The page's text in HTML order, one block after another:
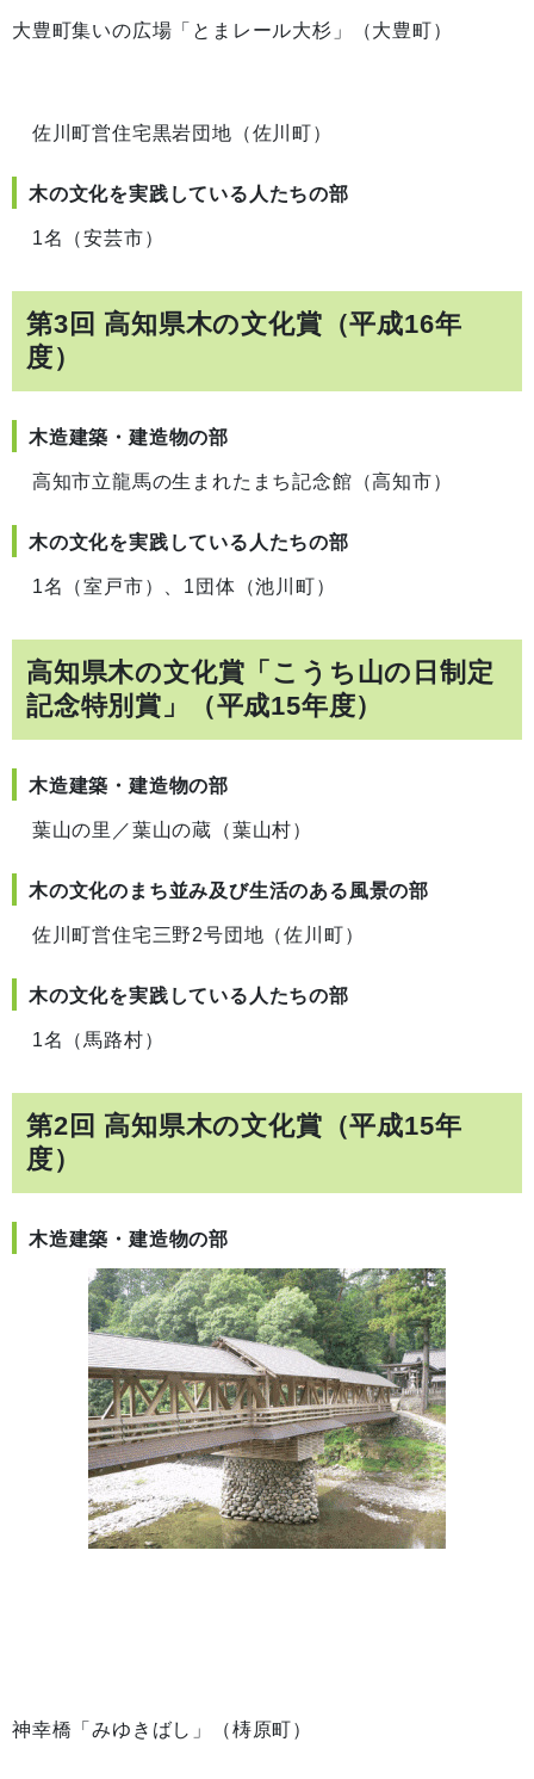
大豊町集いの広場「とまレール大杉」（大豊町）
佐川町営住宅黒岩団地（佐川町）
木の文化を実践している人たちの部
1名（安芸市）
第3回 高知県木の文化賞（平成16年
度）
木造建築・建造物の部
高知市立龍馬の生まれたまち記念館（高知市）
木の文化を実践している人たちの部
1名（室戸市）、1団体（池川町）
高知県木の文化賞「こうち山の日制定
記念特別賞」（平成15年度）
木造建築・建造物の部
葉山の里／葉山の蔵（葉山村）
木の文化のまち並み及び生活のある風景の部
佐川町営住宅三野2号団地（佐川町）
木の文化を実践している人たちの部
1名（馬路村）
第2回 高知県木の文化賞（平成15年
度）
木造建築・建造物の部
神幸橋「みゆきばし」（梼原町）